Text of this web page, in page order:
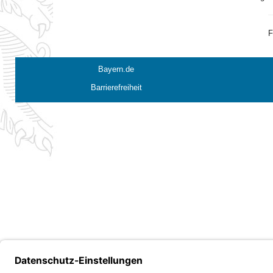
Bayern.de
Barrierefreiheit